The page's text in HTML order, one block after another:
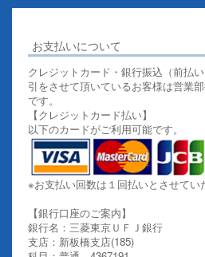
お支払いについて
クレジットカード・銀行振込（前払
引をさせて頂いているお客様は営業
です。
【クレジットカード払い】
以下のカードがご利用可能です。
※お支払い回数は１回払いとさせてい
【銀行口座のご案内】
銀行名：三菱東京ＵＦＪ銀行
支店：新板橋支店(185)